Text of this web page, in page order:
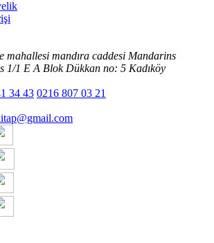
mahallesi mandıra caddesi Mandarins
1/1 E A Blok Dükkan no: 5 Kadıköy
34 43 0216 807 03 21